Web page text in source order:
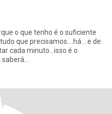
o que tenho é o suficiente
cada minuto...isso é o